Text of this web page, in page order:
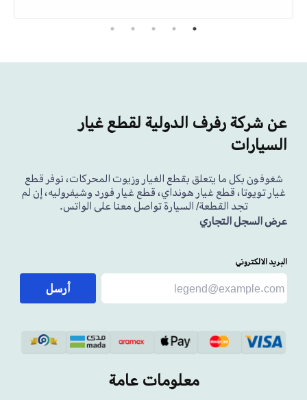
عن شركة رفرف الدولية لقطع غيار
السيارات
شغوفون بكل ما يتعلق بقطع الغيار وزيوت المحركات، نوفر قطع
غيار تويوتا، قطع غيار هونداي، قطع غيار فورد وشيفروليه، إن لم
تجد القطعة/ السيارة تواصل معنا على الواتس.
عرض السجل التجاري
البريد الالكتروني
أرسل
معلومات عامة